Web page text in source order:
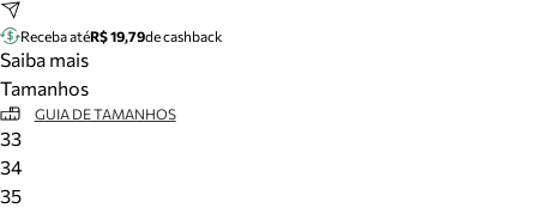
Tire dúvidas sobre pedidos, devoluções e mais.
Meus pedidos
Acompanhe seus pedidos e solicite devoluções.
Receba atéR$ 19,79de cashback
Saiba mais
Tamanhos
GUIA DE TAMANHOS
33
34
35